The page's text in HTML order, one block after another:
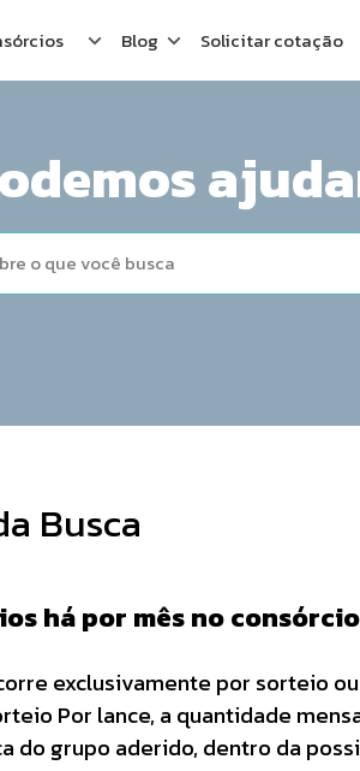
Blog Solicitar cotação
Busca
há por mês no
exclusivamente por sorteio
Por lance, a quantidade
do grupo aderido, dentro da